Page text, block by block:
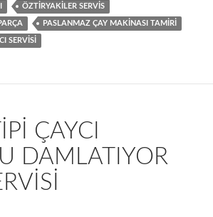
ÖZTIRYAKILER SERVIS
PASLANMAZ ÇAY MAKINASI TAMIRI
SERVISI
ÇAYCI
DAMLATIYOR